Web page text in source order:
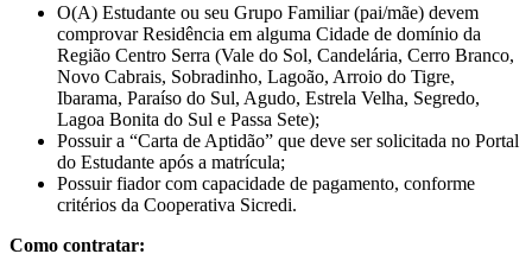
O(A) Estudante ou seu Grupo Familiar (pai/mãe) devem
comprovar Residência em alguma Cidade de domínio da
Região Centro Serra (Vale do Sol, Candelária, Cerro Branco,
Novo Cabrais, Sobradinho, Lagoão, Arroio do Tigre,
Ibarama, Paraíso do Sul, Agudo, Estrela Velha, Segredo,
Lagoa Bonita do Sul e Passa Sete);
Possuir a “Carta de Aptidão” que deve ser solicitada no Portal
do Estudante após a matrícula;
Possuir fiador com capacidade de pagamento, conforme
critérios da Cooperativa Sicredi.
Como contratar: